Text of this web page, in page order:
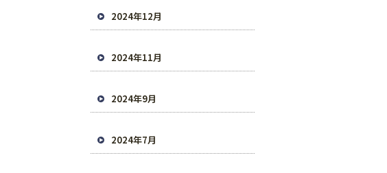
2024年12月
2024年11月
2024年9月
2024年7月